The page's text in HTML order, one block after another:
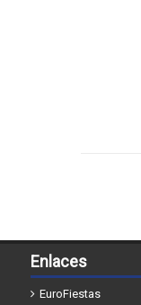
Enlaces
EuroFiestas